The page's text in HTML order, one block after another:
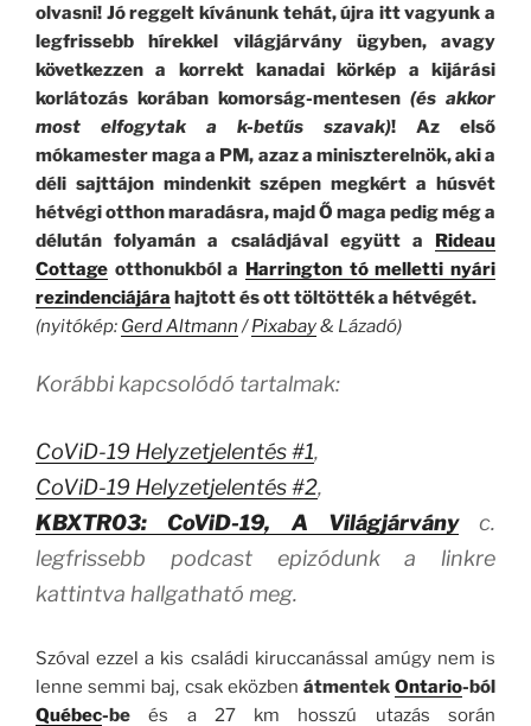
olvasni! Jó reggelt kívánunk tehát, újra itt vagyunk a
legfrissebb hírekkel világjárvány ügyben, avagy
következzen a korrekt kanadai körkép a kijárási
korlátozás korában komorság-mentesen (és akkor
most elfogytak a k-betűs szavak)! Az első
mókamester maga a PM, azaz a miniszterelnök, aki a
déli sajttájon mindenkit szépen megkért a húsvét
hétvégi otthon maradásra, majd Ő maga pedig még a
délután folyamán a családjával együtt a Rideau
Cottage otthonukból a Harrington tó melletti nyári
rezindenciájára hajtott és ott töltötték a hétvégét.
(nyitókép: Gerd Altmann /Pixabay& Lázadó)
Korábbi kapcsolódó tartalmak:
CoViD-19 Helyzetjelentés #1,
CoViD-19 Helyzetjelentés #2,
KBXTR03: CoViD-19, A Világjárványc.
legfrissebb podcast epizódunk a linkre
kattintva hallgatható meg.
Szóval ezzel a kis családi kiruccanással amúgy nem is
lenne semmi baj, csak eközben átmentekOntario-ból
Québec-be és a 27 km hosszú utazás során